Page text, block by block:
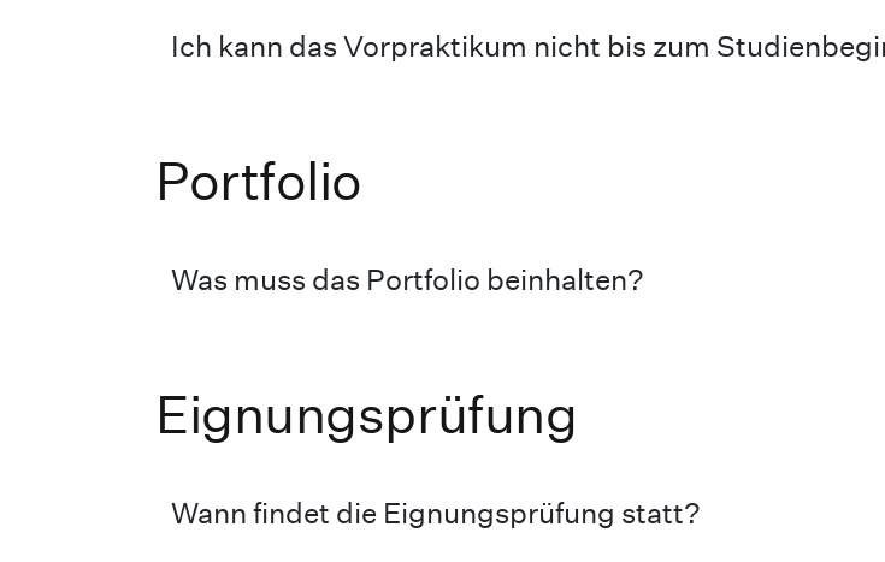
Ich kann das Vorpraktikum nicht bis zum
Portfolio
Was muss das Portfolio beinhalten?
Eignungsprüfung
Wann findet die Eignungsprüfung statt?